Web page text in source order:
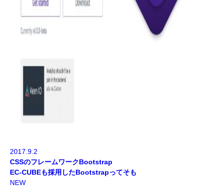
2017.9.2
CSSのフレームワークBootstrap
EC-CUBEも採用したBootstrapってそも
NEW